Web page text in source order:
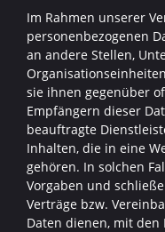
Im Rahmen unserer
personenbezogenen
an andere Stellen,
sie ihnen gegenüber
Empfängern dieser
beauftragte
Inhalten, die in eine
gehören. In solchen
Vorgaben und
Verträge bzw.
Daten dienen, mit